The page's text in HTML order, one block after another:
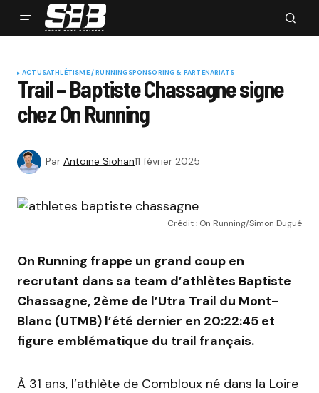
ACTUSATHLÉTISME / RUNNINGSPONSORING & PARTENARIATS
Trail – Baptiste Chassagne signe
chez On Running
Par Antoine Siohan11 février 2025
Crédit : On Running/Simon Dugué
On Running frappe un grand coup en
recrutant dans sa team d’athlètes Baptiste
Chassagne, 2ème de l’Utra Trail du Mont-
Blanc (UTMB) l’été dernier en 20:22:45 et
figure emblématique du trail français.
À 31 ans, l’athlète de Combloux né dans la Loire